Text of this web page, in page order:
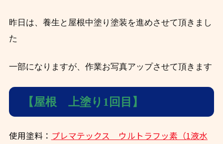
昨日は、養生と屋根中塗り塗装を進めさせて頂きまし
た
一部になりますが、作業お写真アップさせて頂きます
【屋根 上塗り1回目】
使用塗料： プレマテックス ウルトラフッ素（1液水